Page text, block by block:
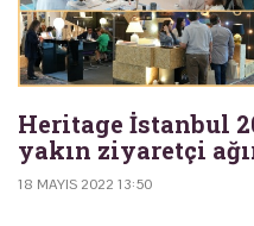
Heritage İstanbul
yakın ziyaretçi
18 MAYIS 2022 13:50